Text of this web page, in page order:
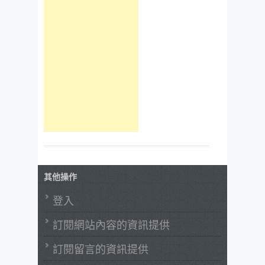
其他操作
登入
訂閱網站內容的資訊提供
訂閱留言的資訊提供